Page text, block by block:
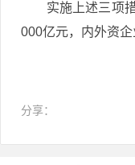
实施上述三项
000亿元，内外资企
分享：